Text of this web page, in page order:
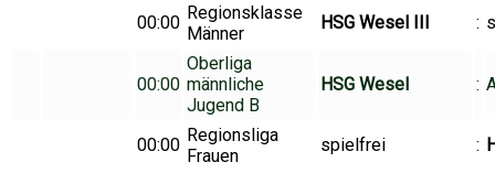
00:00 Regionsklasse
Männer
HSG Wesel III :
00:00
Oberliga
männliche
Jugend B
HSG Wesel :
00:00 Regionsliga
Frauen
spielfrei :